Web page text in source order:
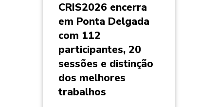
CRIS2026 encerra
em Ponta Delgada
com 112
participantes, 20
sessões e distinção
dos melhores
trabalhos